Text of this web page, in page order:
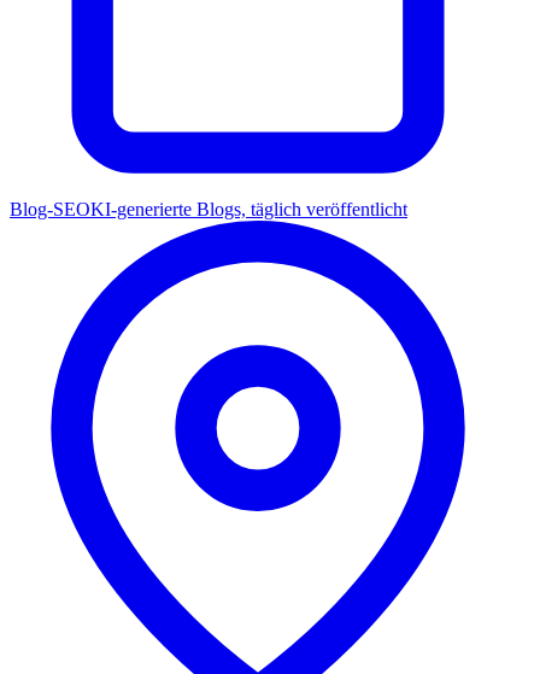
Blog-SEOKI-generierte Blogs, täglich veröffentlicht